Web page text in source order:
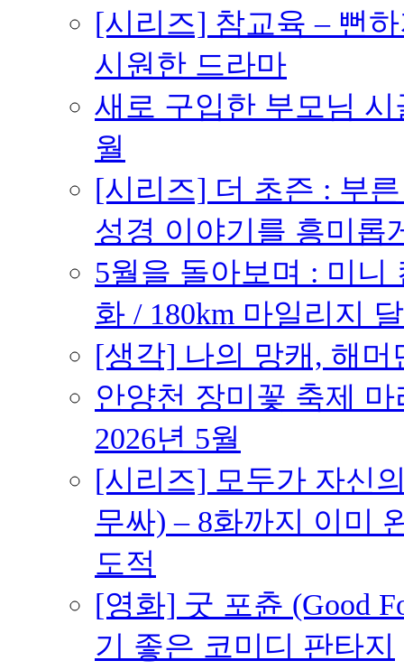
[시리즈] 참교육 – 뻔
시원한 드라마
새로 구입한 부모님 시
월
[시리즈] 더 초즌 : 부른
성경 이야기를 흥미롭
5월을 돌아보며 : 미니
화 / 180km 마일리지
[생각] 나의 망캐, 해머
안양천 장미꽃 축제
2026년 5월
[시리즈] 모두가 자신
무싸) – 8화까지 이미
도적
[영화] 굿 포츈 (Good
기 좋은 코미디 판타지